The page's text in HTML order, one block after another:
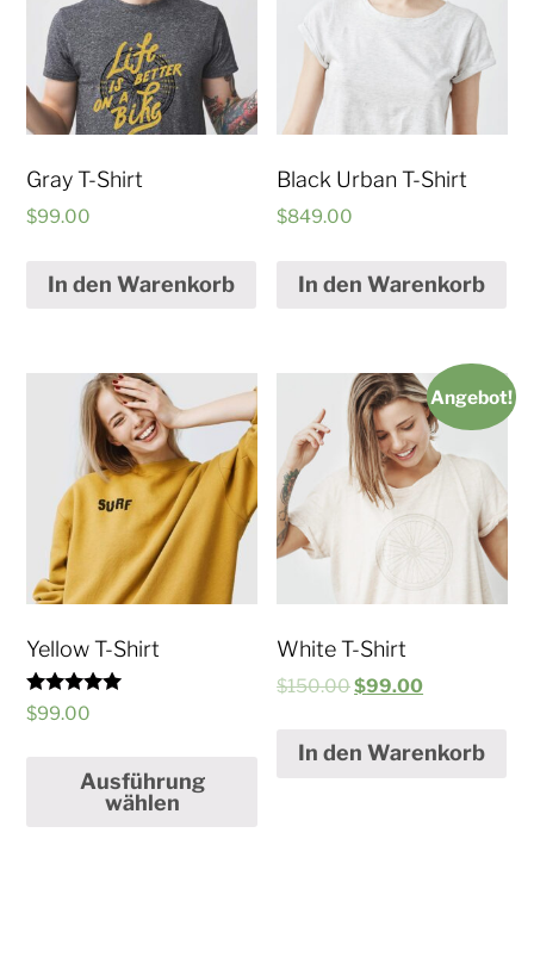
Gray T-Shirt
$99.00
In den Warenkorb
Black Urban T-Shirt
$849.00
In den Warenkorb
Yellow T-Shirt
Bewertet mit
5.00
$99.00
Ausführung
wählen
Angebot!
White T-Shirt
$150.00$99.00
In den Warenkorb